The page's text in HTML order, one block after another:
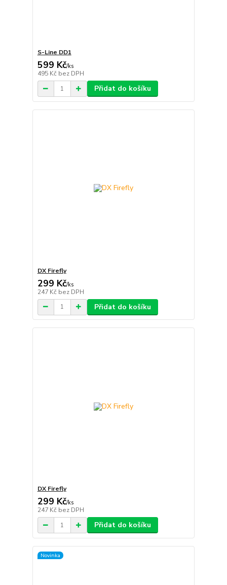
S-Line DD1
599 Kč/ks
495 Kč bez DPH
Přidat do košíku
DX Firefly
299 Kč/ks
247 Kč bez DPH
Přidat do košíku
DX Firefly
299 Kč/ks
247 Kč bez DPH
Přidat do košíku
Novinka